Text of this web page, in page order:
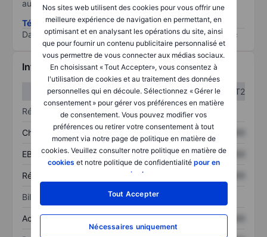
Nos sites web utilisent des cookies pour vous offrir une
meilleure expérience de navigation en permettant, en
optimisant et en analysant les opérations du site, ainsi
que pour fournir un contenu publicitaire personnalisé et
vous permettre de vous connecter aux médias sociaux.
En choisissant « Tout Accepter», vous consentez à
l'utilisation de cookies et au traitement des données
personnelles qui en découle. Sélectionnez « Gérer le
consentement » pour gérer vos préférences en matière
de consentement. Vous pouvez modifier vos
préférences ou retirer votre consentement à tout
moment via notre page de politique en matière de
cookies. Veuillez consulter notre politique en matière de
cookies et notre politique de confidentialité pour en
savoir plus
Tout Accepter
Nécessaires uniquement
au risque le plus élevé).
Télécharger la méthodologie ESG (en anglais)
Data provided by
/
Informations financières
T1
T2
Résultats
Chiffre d’affaires XXXXXXX XXXXXXX
EBITDA XXXXXXX XXXXXXX
Résultat net XXXXXXX
Bilan
Actif total XXXXXXX XXXXXXX